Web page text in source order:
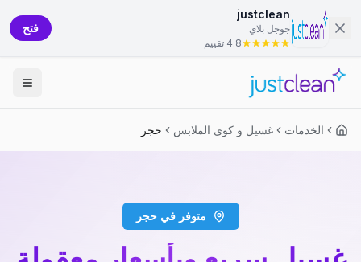
justclean
جوجل بلاي
4.8 تقييم
فتح
الخدمات غسيل و كوى الملابس حجر
متوفر في حجر